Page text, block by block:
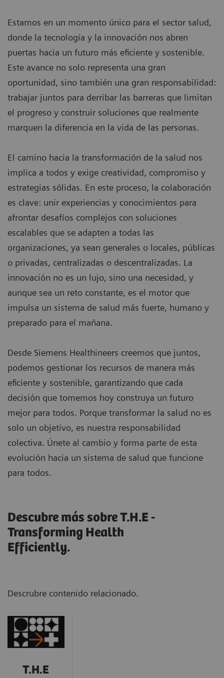
Estamos en un momento único para el sector salud,
donde la tecnología y la innovación nos abren
puertas hacia un futuro más eficiente y sostenible.
Este avance no solo representa una gran
oportunidad, sino también una gran responsabilidad:
trabajar juntos para derribar las barreras que limitan
el progreso y construir soluciones que realmente
marquen la diferencia en la vida de las personas.
El camino hacia la transformación de la salud nos
implica a todos y exige creatividad, compromiso y
estrategias sólidas. En este proceso, la colaboración
es clave: unir experiencias y conocimientos para
afrontar desafíos complejos con soluciones
escalables que se adapten a todas las
organizaciones, ya sean generales o locales, públicas
o privadas, centralizadas o descentralizadas. La
innovación no es un lujo, sino una necesidad, y
aunque sea un reto constante, es el motor que
impulsa un sistema de salud más fuerte, humano y
preparado para el mañana.
Desde Siemens Healthineers creemos que juntos,
podemos gestionar los recursos de manera más
eficiente y sostenible, garantizando que cada
decisión que tomemos hoy construya un futuro
mejor para todos. Porque transformar la salud no es
solo un objetivo, es nuestra responsabilidad
colectiva. Únete al cambio y forma parte de esta
evolución hacia un sistema de salud que funcione
para todos.
Descubre más sobre T.H.E -
Transforming Health
Efficiently.
Descrubre contenido relacionado.
T.H.E